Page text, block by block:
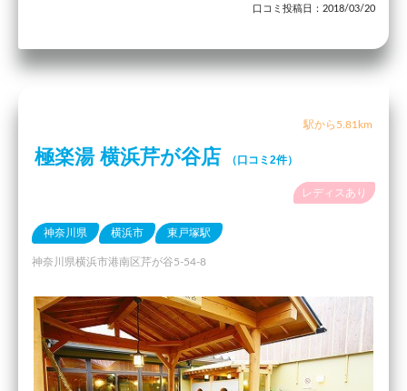
口コミ投稿日：2018/03/20
駅から5.81km
極楽湯 横浜芹が谷店 （口コミ2件）
レディスあり
神奈川県 横浜市 東戸塚駅
神奈川県横浜市港南区芹が谷5-54-8